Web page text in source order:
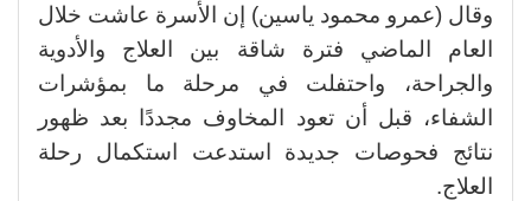
وقال (عمرو محمود ياسين) إن الأسرة عاشت خلال
العام الماضي فترة شاقة بين العلاج والأدوية
والجراحة، واحتفلت في مرحلة ما بمؤشرات
الشفاء، قبل أن تعود المخاوف مجددًا بعد ظهور
نتائج فحوصات جديدة استدعت استكمال رحلة
العلاج.